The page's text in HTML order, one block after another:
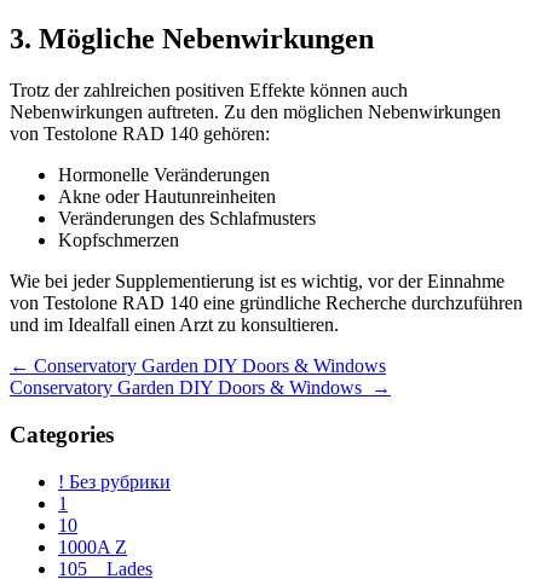
3. Mögliche Nebenwirkungen
Trotz der zahlreichen positiven Effekte können auch
Nebenwirkungen auftreten. Zu den möglichen Nebenwirkungen
von Testolone RAD 140 gehören:
Hormonelle Veränderungen
Akne oder Hautunreinheiten
Veränderungen des Schlafmusters
Kopfschmerzen
Wie bei jeder Supplementierung ist es wichtig, vor der Einnahme
von Testolone RAD 140 eine gründliche Recherche durchzuführen
und im Idealfall einen Arzt zu konsultieren.
Navegación
de
entradas
← Conservatory Garden DIY Doors & Windows
Conservatory Garden DIY Doors & Windows
→
Categories
! Без рубрики
1
10
1000A Z
105__Lades